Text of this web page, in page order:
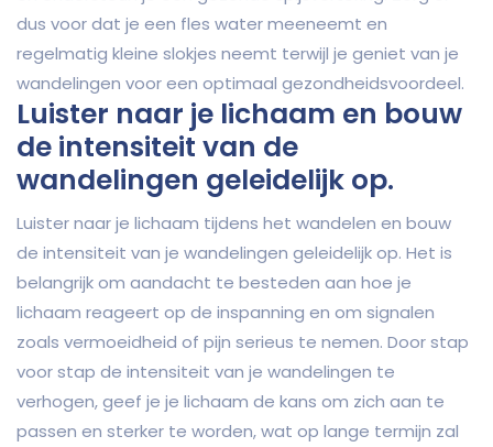
dus voor dat je een fles water meeneemt en
regelmatig kleine slokjes neemt terwijl je geniet van je
wandelingen voor een optimaal gezondheidsvoordeel.
Luister naar je lichaam en bouw
de intensiteit van de
wandelingen geleidelijk op.
Luister naar je lichaam tijdens het wandelen en bouw
de intensiteit van je wandelingen geleidelijk op. Het is
belangrijk om aandacht te besteden aan hoe je
lichaam reageert op de inspanning en om signalen
zoals vermoeidheid of pijn serieus te nemen. Door stap
voor stap de intensiteit van je wandelingen te
verhogen, geef je je lichaam de kans om zich aan te
passen en sterker te worden, wat op lange termijn zal